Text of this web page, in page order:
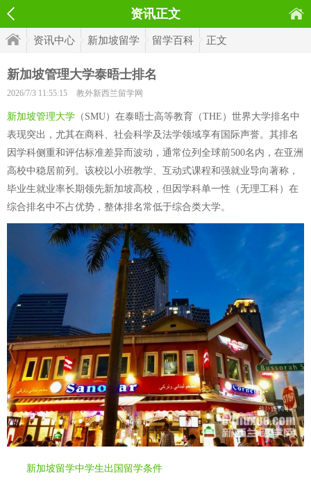
资讯正文
资讯中心 新加坡留学 留学百科 正文
新加坡管理大学泰晤士排名
2026/7/3 11:55:15 教外新西兰留学网
新加坡管理大学 （SMU）在泰晤士高等教育（THE）世界大学排名中
表现突出，尤其在商科、社会科学及法学领域享有国际声誉。其排名
因学科侧重和评估标准差异而波动，通常位列全球前500名内，在亚洲
高校中稳居前列。该校以小班教学、互动式课程和强就业导向著称，
毕业生就业率长期领先新加坡高校，但因学科单一性（无理工科）在
综合排名中不占优势，整体排名常低于综合类大学。
新加坡留学中学生出国留学条件